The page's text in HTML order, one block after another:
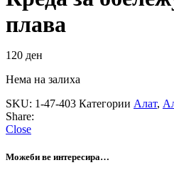
плава
120 ден
Нема на залиха
SKU: 1-47-403 Категории Алат,
Share:
Close
Можеби ве интересира…